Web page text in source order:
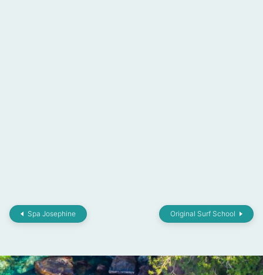
Spa Josephine Original Surf School